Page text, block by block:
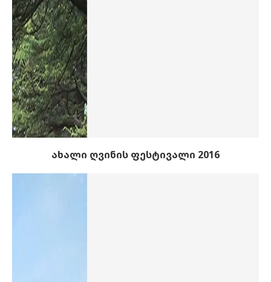
ახალი ღვინის ფესტივალი 2016